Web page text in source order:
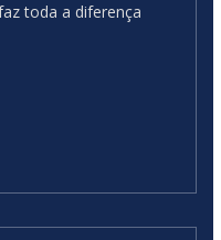
toda a diferença